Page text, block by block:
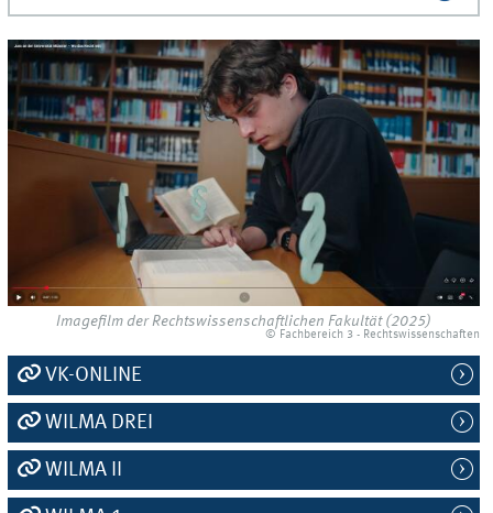
Imagefilm der Rechtswissenschaftlichen Fakultät (2025)
© Fachbereich 3 - Rechtswissenschaften
VK-ONLINE
WILMA DREI
WILMA II